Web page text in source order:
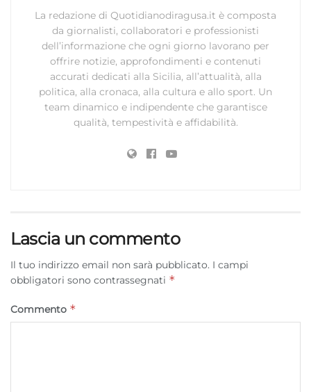
La redazione di Quotidianodiragusa.it è composta
da giornalisti, collaboratori e professionisti
dell’informazione che ogni giorno lavorano per
offrire notizie, approfondimenti e contenuti
accurati dedicati alla Sicilia, all’attualità, alla
politica, alla cronaca, alla cultura e allo sport. Un
team dinamico e indipendente che garantisce
qualità, tempestività e affidabilità.
Lascia un commento
Il tuo indirizzo email non sarà pubblicato. I campi
obbligatori sono contrassegnati *
Commento *